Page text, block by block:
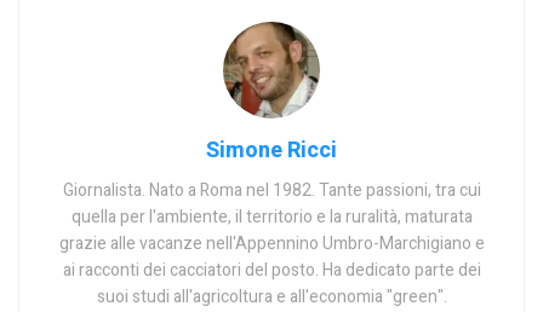
Simone Ricci
Giornalista. Nato a Roma nel 1982. Tante passioni, tra cui
quella per l'ambiente, il territorio e la ruralità, maturata
grazie alle vacanze nell'Appennino Umbro-Marchigiano e
ai racconti dei cacciatori del posto. Ha dedicato parte dei
suoi studi all'agricoltura e all'economia "green".